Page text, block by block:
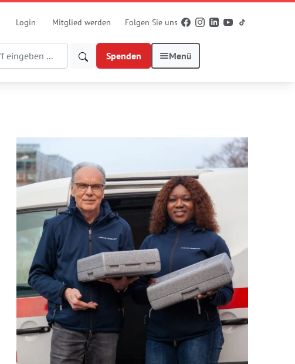
Login Mitglied werden Folgen Sie uns
Spenden Menü